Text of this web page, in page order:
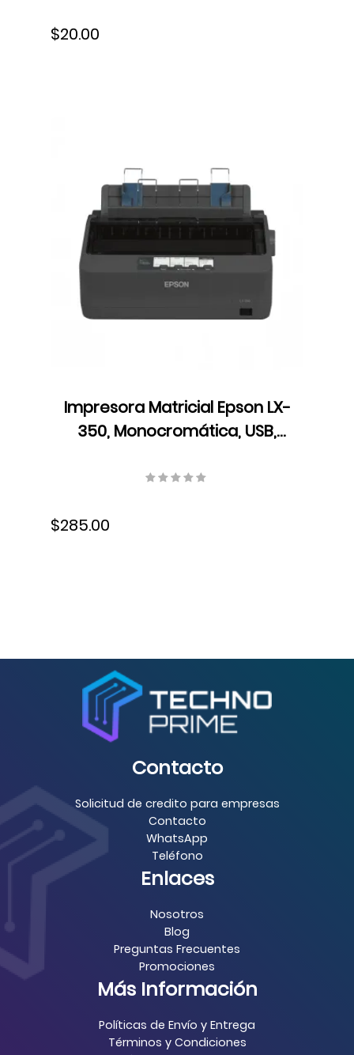
$20.00
Impresora Matricial Epson LX-
350, Monocromática, USB,
C11CC24001
$285.00
Contacto
Solicitud de credito para empresas
Contacto
WhatsApp
Teléfono
Enlaces
Nosotros
Blog
Preguntas Frecuentes
Promociones
Más Información
Políticas de Envío y Entrega
Términos y Condiciones